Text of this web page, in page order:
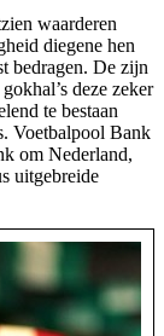
waarderen
diegene hen
bedragen. De zijn
deze zeker
te bestaan
Voetbalpool Bank
om Nederland,
uitgebreide